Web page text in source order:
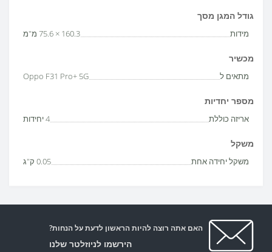
גודל המגן מסך
מידות 160.3 × 75.6 מ"מ
מכשיר
מתאים ל Oppo F31 Pro+ 5G
מספר יחדיות
אריזה כוללת 4 יחידות
משקל
משקל יחידה אחת 0.05 ק"ג
האם אתה רוצה להיות הראשון לדעת על הנחות?
הירשמו לניוזלטר שלנו